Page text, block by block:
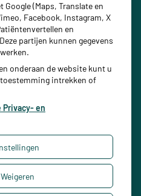
|Beheer
Bezoek
onze
(Maps, Translate en
Facebook, Instagram, X
en
partijen kunnen gegevens
onderaan de website kunt u
intrekken of
Privacy- en
Weigeren